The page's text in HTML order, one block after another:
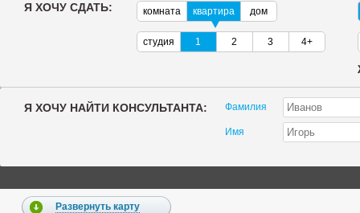
Я ХОЧУ СДАТЬ: комната квартира дом
студия 1 2 3 4+
Я ХОЧУ НАЙТИ КОНСУЛЬТАНТА: Фамилия
Имя
Развернуть карту